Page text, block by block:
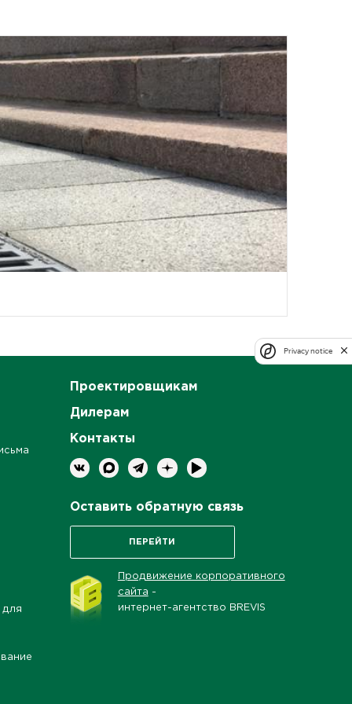
Проектировщикам
Дилерам
Контакты
Оставить обратную связь
ПЕРЕЙТИ
Продвижение корпоративного
сайта -
интернет-агентство BREVIS
Privacy notice